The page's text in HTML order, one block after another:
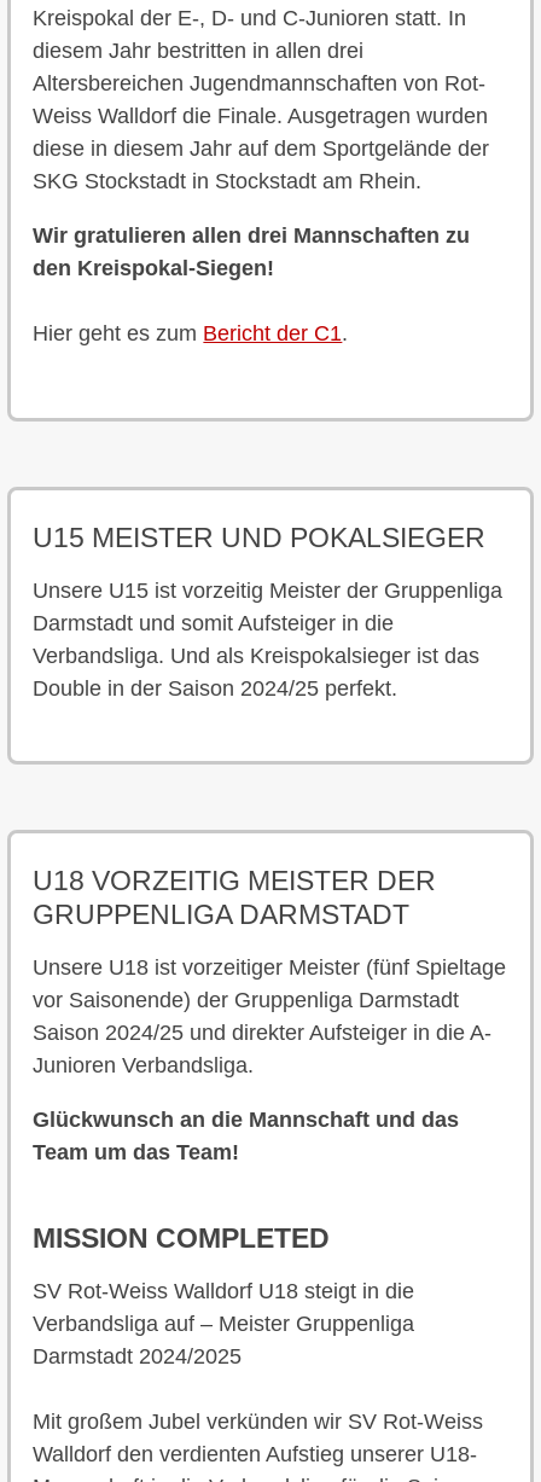
Kreispokal der E-, D- und C-Junioren statt. In
diesem Jahr bestritten in allen drei
Altersbereichen Jugendmannschaften von Rot-
Weiss Walldorf die Finale. Ausgetragen wurden
diese in diesem Jahr auf dem Sportgelände der
SKG Stockstadt in Stockstadt am Rhein.
Wir gratulieren allen drei Mannschaften zu
den Kreispokal-Siegen!
Hier geht es zum Bericht der C1.
U15 MEISTER UND POKALSIEGER
Unsere U15 ist vorzeitig Meister der Gruppenliga
Darmstadt und somit Aufsteiger in die
Verbandsliga. Und als Kreispokalsieger ist das
Double in der Saison 2024/25 perfekt.
U18 VORZEITIG MEISTER DER
GRUPPENLIGA DARMSTADT
Unsere U18 ist vorzeitiger Meister (fünf Spieltage
vor Saisonende) der Gruppenliga Darmstadt
Saison 2024/25 und direkter Aufsteiger in die A-
Junioren Verbandsliga.
Glückwunsch an die Mannschaft und das
Team um das Team!
MISSION COMPLETED
SV Rot-Weiss Walldorf U18 steigt in die
Verbandsliga auf – Meister Gruppenliga
Darmstadt 2024/2025
Mit großem Jubel verkünden wir SV Rot-Weiss
Walldorf den verdienten Aufstieg unserer U18-